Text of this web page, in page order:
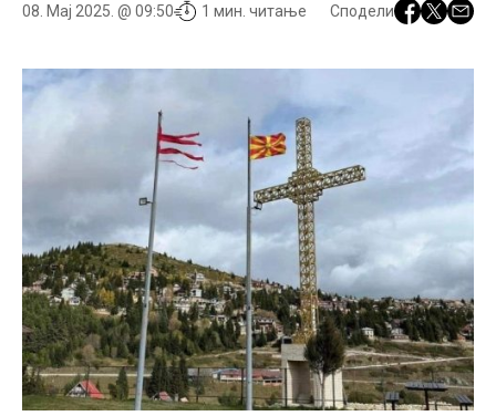
08. Мај 2025. @ 09:50 1 мин. читање Сподели